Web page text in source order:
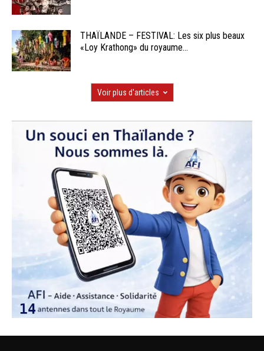
THAÏLANDE – FESTIVAL: Les six plus beaux
«Loy Krathong» du royaume...
Voir plus d'articles